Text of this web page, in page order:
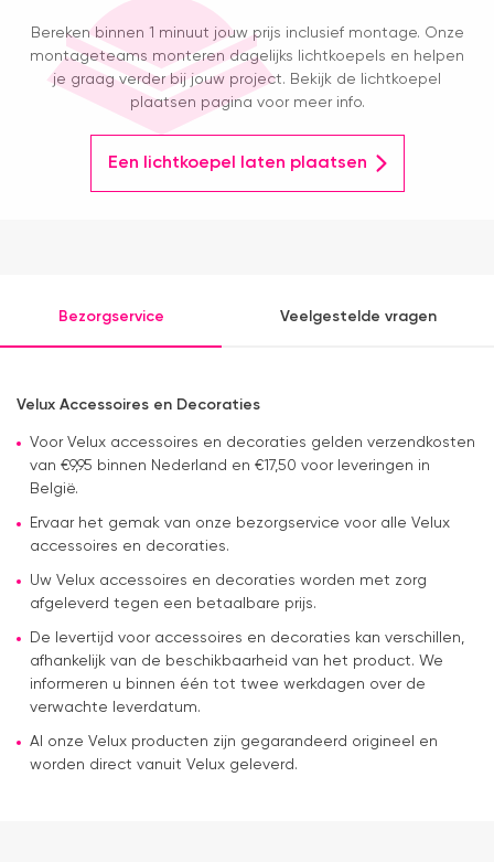
Bereken binnen 1 minuut jouw prijs inclusief montage. Onze
montageteams monteren dagelijks lichtkoepels en helpen
je graag verder bij jouw project. Bekijk de lichtkoepel
plaatsen pagina voor meer info.
Een lichtkoepel laten plaatsen
Bezorgservice Veelgestelde vragen
Velux Accessoires en Decoraties
Voor Velux accessoires en decoraties gelden verzendkosten
van €9,95 binnen Nederland en €17,50 voor leveringen in
België.
Ervaar het gemak van onze bezorgservice voor alle Velux
accessoires en decoraties.
Uw Velux accessoires en decoraties worden met zorg
afgeleverd tegen een betaalbare prijs.
De levertijd voor accessoires en decoraties kan verschillen,
afhankelijk van de beschikbaarheid van het product. We
informeren u binnen één tot twee werkdagen over de
verwachte leverdatum.
Al onze Velux producten zijn gegarandeerd origineel en
worden direct vanuit Velux geleverd.